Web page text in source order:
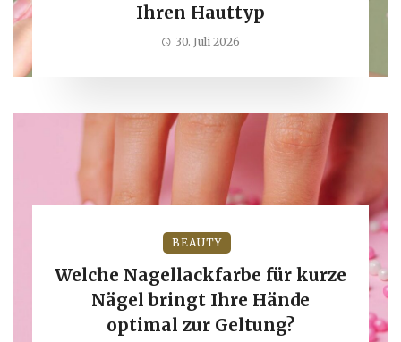
Ihren Hauttyp
30. Juli 2026
BEAUTY
Welche Nagellackfarbe für kurze
Nägel bringt Ihre Hände
optimal zur Geltung?